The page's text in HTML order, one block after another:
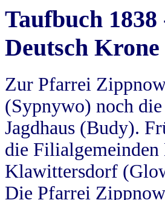
Taufbuch
Deutsch Krone
Zur Pfarrei
(Sypnywo) noch
Jagdhaus (Budy).
die
Klawittersdorf
Die Pfarrei